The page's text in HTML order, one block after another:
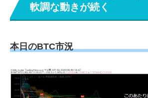
軟調な動きが続く
本日のBTC市況